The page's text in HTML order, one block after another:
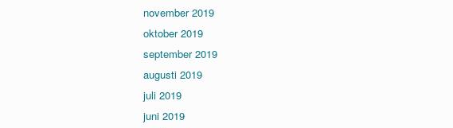
november 2019
oktober 2019
september 2019
augusti 2019
juli 2019
juni 2019